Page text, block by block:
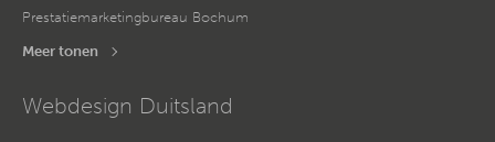
Prestatiemarketingbureau Bochum
Meer tonen
Webdesign Duitsland